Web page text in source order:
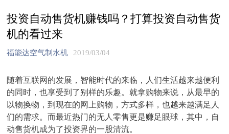
投资自动售货机赚钱吗？打算投资自动售货
机的看过来
福能达空气制水机 2019/03/04
随着互联网的发展，智能时代的来临，人们生活越来越便利
的同时，也享受到了别样的乐趣。就拿购物来说，从最早的
以物换物，到现在的网上购物，方式多样，也越来越满足人
们的需求。而最近热门的无人零售更是赚足眼球，其中，自
动售货机成为了投资界的一股清流。